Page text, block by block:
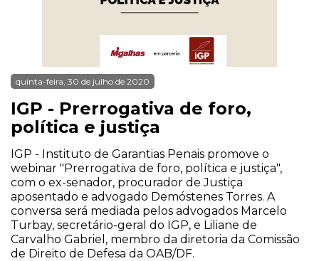
quinta-feira, 30 de julho de 2020
IGP - Prerrogativa de foro,
política e justiça
IGP - Instituto de Garantias Penais promove o
webinar "Prerrogativa de foro, política e justiça",
com o ex-senador, procurador de Justiça
aposentado e advogado Demóstenes Torres. A
conversa será mediada pelos advogados Marcelo
Turbay, secretário-geral do IGP, e Liliane de
Carvalho Gabriel, membro da diretoria da Comissão
de Direito de Defesa da OAB/DF.